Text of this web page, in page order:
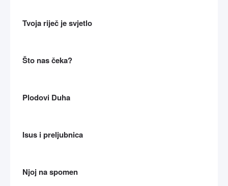
Tvoja riječ je svjetlo
Što nas čeka?
Plodovi Duha
Isus i preljubnica
Njoj na spomen